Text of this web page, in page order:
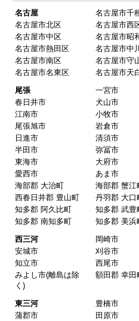
名古屋 名古屋市千
名古屋市北区
名古屋市西
名古屋市中区
名古屋市昭
名古屋市熱田区
名古屋市中
名古屋市南区
名古屋市守
名古屋市名東区
名古屋市天
尾張
一宮市
春日井市
犬山市
江南市
小牧市
尾張旭市
岩倉市
日進市
清須市
半田市
弥冨市
東海市
大府市
愛西市
あま市
海部郡 大治町
海部郡 蟹江
西春日井郡 豊山町
丹羽郡 大口
知多郡 阿久比町
知多郡 武豊
知多郡 南知多町
知多郡 美浜
西三河
岡崎市
安城市
刈谷市
知立市
西尾市
みよし市(離島は除
く)
額田郡 幸田
東三河 豊橋市
蒲郡市
田原市